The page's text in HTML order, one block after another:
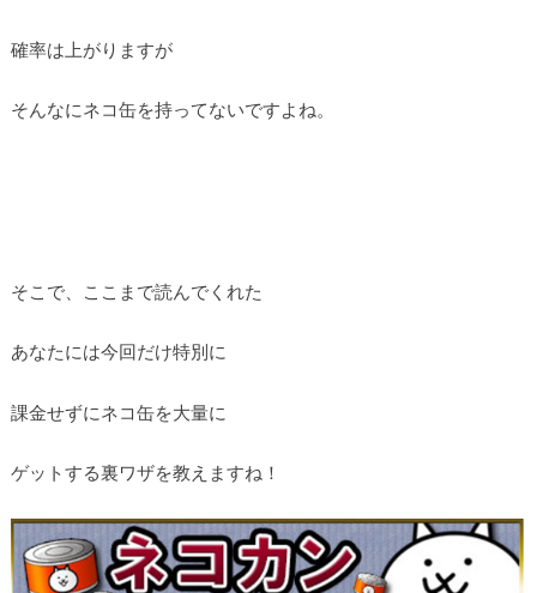
確率は上がりますが
そんなにネコ缶を持ってないですよね。
そこで、ここまで読んでくれた
あなたには今回だけ特別に
課金せずにネコ缶を大量に
ゲットする裏ワザを教えますね！